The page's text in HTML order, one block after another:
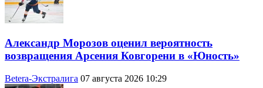
Александр Морозов оценил вероятность
возвращения Арсения Ковгорени в «Юность»
Betera-Экстралига 07 августа 2026 10:29